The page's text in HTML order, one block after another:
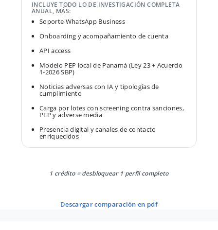
INCLUYE TODO LO DE INVESTIGACIÓN COMPLETA
ANUAL, MÁS:
Soporte WhatsApp Business
Onboarding y acompañamiento de cuenta
API access
Modelo PEP local de Panamá (Ley 23 + Acuerdo
1-2026 SBP)
Noticias adversas con IA y tipologías de
cumplimiento
Carga por lotes con screening contra sanciones,
PEP y adverse media
Presencia digital y canales de contacto
enriquecidos
1 crédito = desbloquear 1 perfil completo
descargar comparación en pdf